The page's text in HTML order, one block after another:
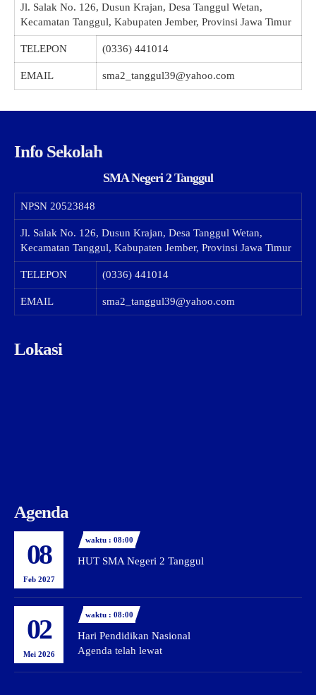
Jl. Salak No. 126, Dusun Krajan, Desa Tanggul Wetan,
Kecamatan Tanggul, Kabupaten Jember, Provinsi Jawa Timur
TELEPON (0336) 441014
EMAIL sma2_tanggul39@yahoo.com
Info Sekolah
SMA Negeri 2 Tanggul
NPSN 20523848
Jl. Salak No. 126, Dusun Krajan, Desa Tanggul Wetan,
Kecamatan Tanggul, Kabupaten Jember, Provinsi Jawa Timur
TELEPON (0336) 441014
EMAIL sma2_tanggul39@yahoo.com
Lokasi
Agenda
08
Feb 2027
waktu : 08:00
HUT SMA Negeri 2 Tanggul
02
Mei 2026
waktu : 08:00
Hari Pendidikan Nasional
Agenda telah lewat